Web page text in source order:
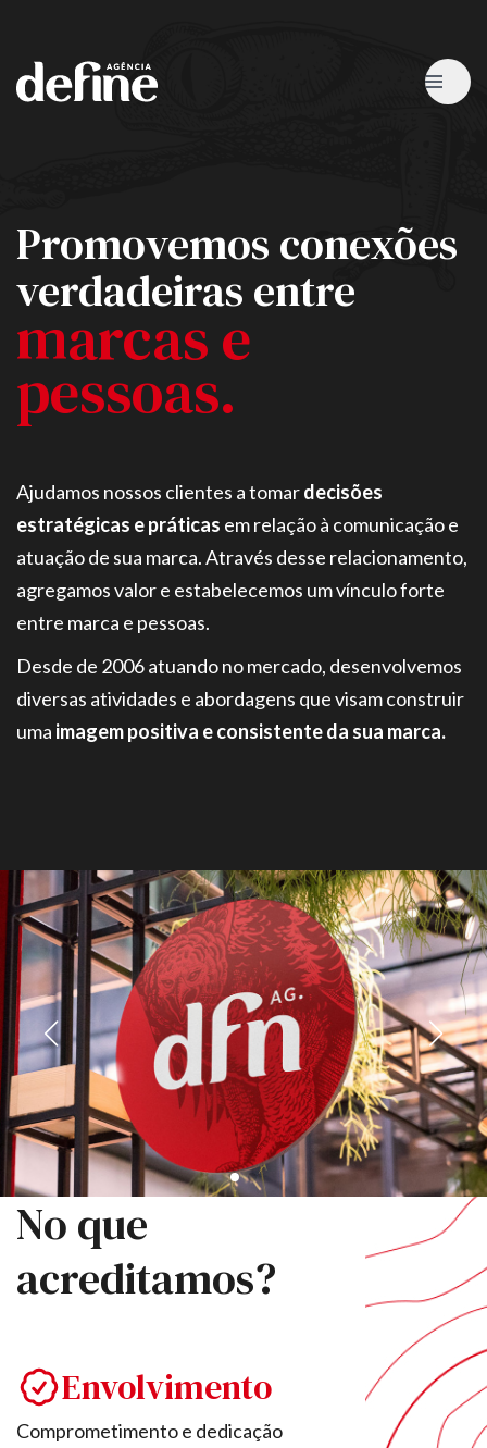
Promovemos conexões
verdadeiras entre
marcas e
pessoas.
Ajudamos nossos clientes a tomardecisões
estratégicas e práticas em relação à comunicação e
atuação de sua marca. Através desse relacionamento,
agregamos valor e estabelecemos um vínculo forte
entre marca e pessoas.
Desde de 2006 atuando no mercado, desenvolvemos
diversas atividades e abordagens que visam construir
uma imagem positiva e consistente da sua marca.
No que
acreditamos?
Envolvimento
Comprometimento e dedicação